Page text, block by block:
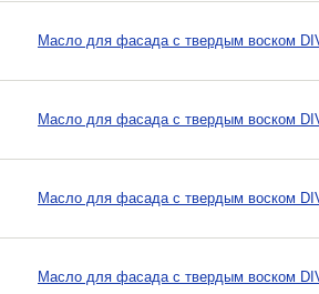
Масло для фасада с твердым воском
Масло для фасада с твердым воском
Масло для фасада с твердым воском
Масло для фасада с твердым воском